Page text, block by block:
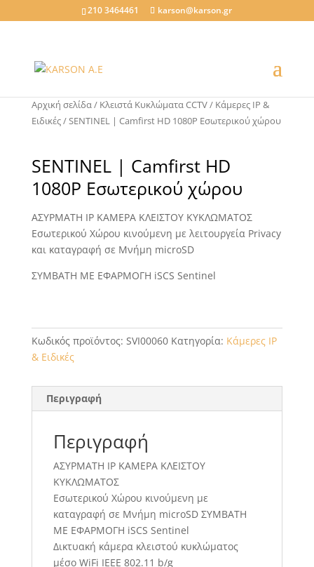
210 3464461 karson@karson.gr
Αρχική σελίδα/ Κλειστά Κυκλώματα CCTV/ Κάμερες ΙΡ &
Ειδικές/ SENTINEL | Camfirst HD 1080P Εσωτερικού χώρου
SENTINEL | Camfirst HD
1080P Εσωτερικού χώρου
ΑΣΥΡΜΑΤΗ IP ΚΑΜΕΡΑ ΚΛΕΙΣΤΟΥ ΚΥΚΛΩΜΑΤΟΣ
Εσωτερικού Χώρου κινούμενη με λειτουργεία Privacy
και καταγραφή σε Μνήμη microSD
ΣΥΜΒΑΤΗ ΜΕ ΕΦΑΡΜΟΓΗ iSCS Sentinel
Κωδικός προϊόντος: SVI00060 Κατηγορία: Κάμερες ΙΡ
& Ειδικές
Περιγραφή
Περιγραφή
ΑΣΥΡΜΑΤΗ IP ΚΑΜΕΡΑ ΚΛΕΙΣΤΟΥ
ΚΥΚΛΩΜΑΤΟΣ
Εσωτερικού Χώρου κινούμενη με
καταγραφή σε Μνήμη microSD ΣΥΜΒΑΤΗ
ΜΕ ΕΦΑΡΜΟΓΗ iSCS Sentinel
Δικτυακή κάμερα κλειστού κυκλώματος
μέσο WiFi IEEE 802.11 b/g